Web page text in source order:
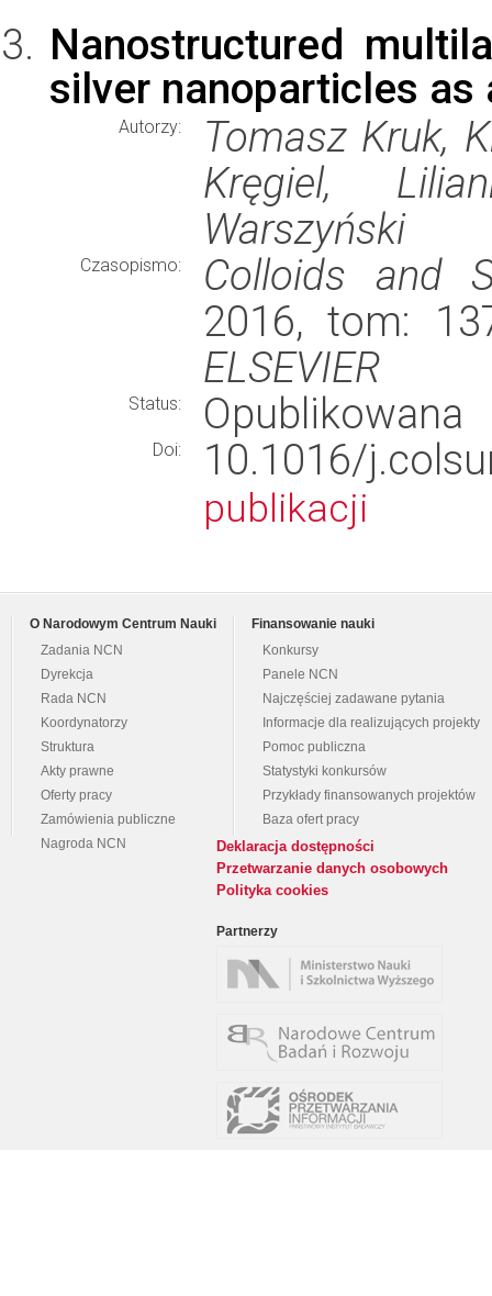
Nanostructured
silver nanoparticles
Autorzy:
Tomasz Kruk,
Kręgiel,
Warszyński
Czasopismo:
Colloids and
2016, tom:
ELSEVIER
Status: Opublikowana
Doi: 10.1016/
publikacji
O Narodowym Centrum Nauki
Zadania NCN
Dyrekcja
Rada NCN
Koordynatorzy
Struktura
Akty prawne
Oferty pracy
Zamówienia publiczne
Nagroda NCN
Finansowanie nauki
Konkursy
Panele NCN
Najczęściej zadawane pytania
Informacje dla realizujących projekty
Pomoc publiczna
Statystyki konkursów
Przykłady finansowanych projektów
Baza ofert pracy
Deklaracja dostępności
Przetwarzanie danych osobowych
Polityka cookies
Partnerzy